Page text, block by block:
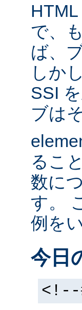
で、
ば、
しか
SSI
ブは
るこ
数に
す。
例を
今日
<!--